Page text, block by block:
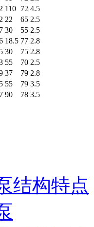
110 72 4.5
22 65 2.5
30 55 2.5
18.5 77 2.8
30 75 2.8
55 70 2.5
37 79 2.8
55 79 3.5
90 78 3.5
结构特点